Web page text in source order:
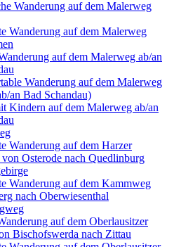
Wanderung auf dem Malerweg
Wanderung auf dem Malerweg
auf dem Malerweg ab/an
Wanderung auf dem Malerweg
an Bad Schandau)
Kindern auf dem Malerweg ab/an
Wanderung auf dem Harzer
Osterode nach Quedlinburg
Wanderung auf dem Kammweg
nach Oberwiesenthal
auf dem Oberlausitzer
Bischofswerda nach Zittau